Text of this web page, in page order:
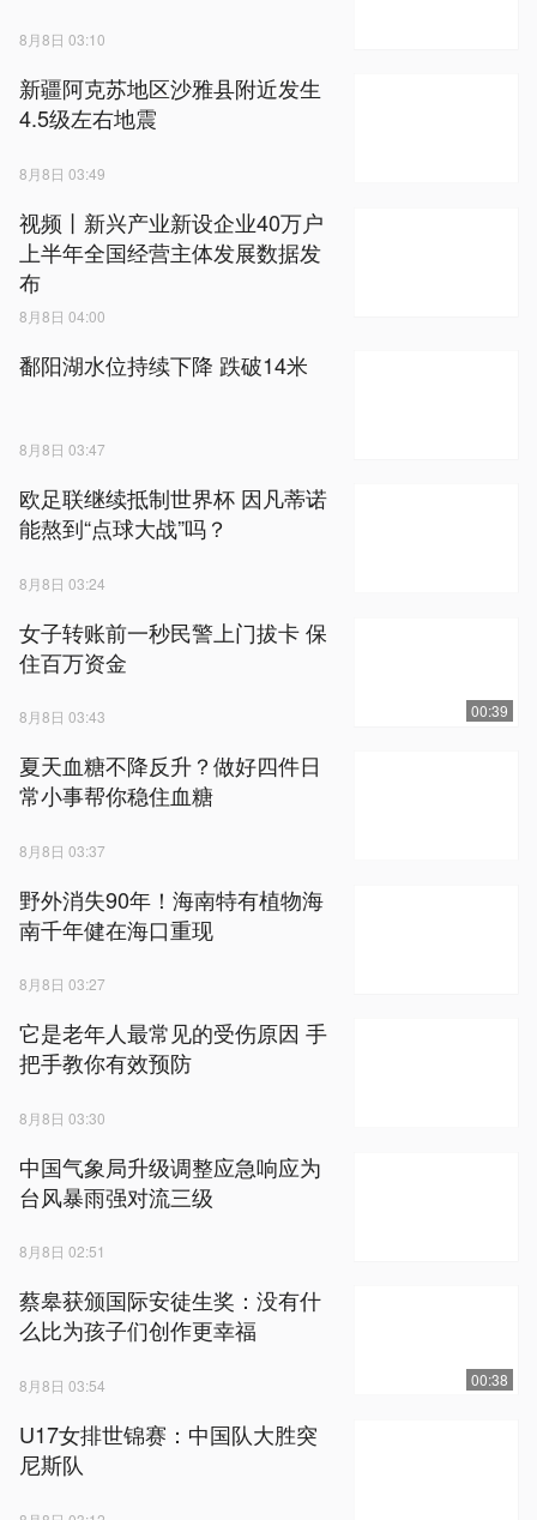
8月8日 03:10
新疆阿克苏地区沙雅县附近发生
4.5级左右地震
8月8日 03:49
视频丨新兴产业新设企业40万户
上半年全国经营主体发展数据发
布
8月8日 04:00
鄱阳湖水位持续下降 跌破14米
8月8日 03:47
欧足联继续抵制世界杯 因凡蒂诺
能熬到“点球大战”吗？
8月8日 03:24
女子转账前一秒民警上门拔卡 保
住百万资金
8月8日 03:43 00:39
夏天血糖不降反升？做好四件日
常小事帮你稳住血糖
8月8日 03:37
野外消失90年！海南特有植物海
南千年健在海口重现
8月8日 03:27
它是老年人最常见的受伤原因 手
把手教你有效预防
8月8日 03:30
中国气象局升级调整应急响应为
台风暴雨强对流三级
8月8日 02:51
蔡皋获颁国际安徒生奖：没有什
么比为孩子们创作更幸福
8月8日 03:54 00:38
U17女排世锦赛：中国队大胜突
尼斯队